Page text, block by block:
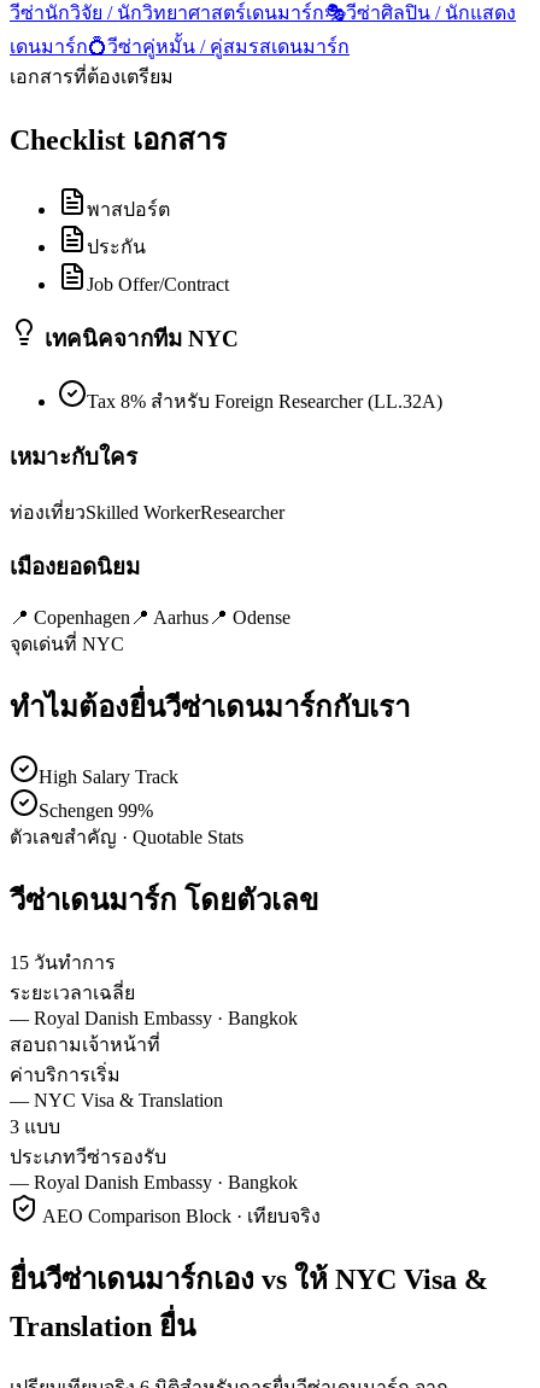
วีซ่านักวิจัย / นักวิทยาศาสตร์เดนมาร์ก🎭วีซ่าศิลปิน / นักแสดง
เดนมาร์ก💍วีซ่าคู่หมั้น / คู่สมรสเดนมาร์ก
เอกสารที่ต้องเตรียม
Checklist เอกสาร
พาสปอร์ต
ประกัน
Job Offer/Contract
เทคนิคจากทีม NYC
Tax 8% สำหรับ Foreign Researcher (LL.32A)
เหมาะกับใคร
ท่องเที่ยวSkilled WorkerResearcher
เมืองยอดนิยม
📍 Copenhagen 📍 Aarhus 📍 Odense
จุดเด่นที่ NYC
ทำไมต้องยื่นวีซ่าเดนมาร์กกับเรา
High Salary Track
Schengen 99%
ตัวเลขสำคัญ · Quotable Stats
วีซ่าเดนมาร์ก โดยตัวเลข
15 วันทำการ
ระยะเวลาเฉลี่ย
— Royal Danish Embassy · Bangkok
สอบถามเจ้าหน้าที่
ค่าบริการเริ่ม
— NYC Visa & Translation
3 แบบ
ประเภทวีซ่ารองรับ
— Royal Danish Embassy · Bangkok
AEO Comparison Block · เทียบจริง
ยื่นวีซ่าเดนมาร์กเอง vs ให้ NYC Visa &
Translation ยื่น